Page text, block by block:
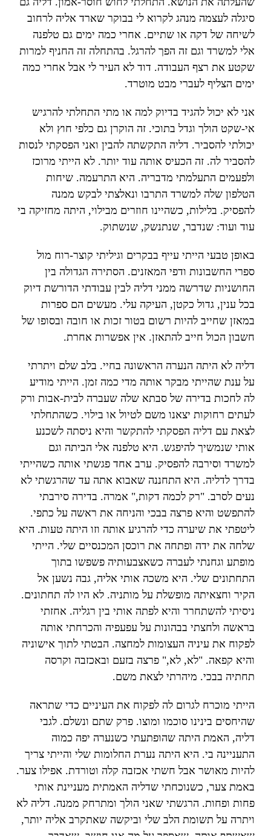
סיגלה לעצמה מנהג לקרוא לי בבוקר שארד אליה לרחוב
לשיחה של דקה או שתיים. אחרי כמה ימים גם טלפנה
אלי למשרד וגם זה הפך להרגל. בהתחלה זה החניף למרות
שקטע את רצף העבודה. דוד לא העיר לי אבל אחרי כמה
ימים הצליף לעברי מבט מוטרד.
אני לא יכול להגיד בדיוק למה או מתי התחלתי להרגיש
אי-שקט הולך וגדל בתוכי. זה הוקרן גם כלפי חוץ ולא
יכולתי להסביר. דליה התקשתה להבין ואני הפסקתי לנסות
להסביר לה. זה הכעיס אותה עוד יותר. לא הייתי מרוכז
ולפעמים התעלמתי מדבריה. היא התרעמה. שיחות
הטלפון שלה למשרד התרבו ונאלצתי לבקש ממנה
להפסיק. בלילות, כשהיינו חוזרים מבילוי, היתה מחזיקה בי
עוד ועוד: שנדבר, שנתנשק, שנשתוק.
באופן טבעי הייתי עייף בבקרים וגיליתי קוצר-רוח מול
ספרי החשבונות ודפי המאזנים. הסתירה הגדולה בין
החושניות שדרשה ממני דליה לבין עבודתי הדורשת דיוק
בכל ענין, גדול כקטן, העיקה עלי. מעשים הם ספרות
במאזן שחייב להיות רשום בטור זכות או חובה ובסופו של
חשבון הכול חייב להתאזן. אין אפשרות אחרת.
דליה לא היתה הנערה הראשונה בחיי. בלב שלם ויתרתי
על ענת שהייתי מבקר אותה מדי כמה זמן. הייתי מודיע
לה לחכות בדירה של סבתא שלה שעברה לבית-אבות ורק
לעתים רחוקות יצאנו משם לטיול או בילוי. כשהתחלתי
לצאת עם דליה הפסקתי להתקשר והיא ניסתה לשכנע
אותי שנמשיך להיפגש. היא טלפנה אלי הביתה וגם
למשרד וסירבה להפסיק. ערב אחד פגשתי אותה כשהייתי
בדרך לדליה. היא התחננה שאבוא אתה עד שהרגשתי לא
נעים לסרב. "רק לכמה דקות," אמרה. בדירה סירבתי
להתפשט והיא פרצה בבכי והניחה את ראשה על כתפי.
ליטפתי את שיערה כדי להרגיע אותה וזו היתה טעות. היא
שלחה את ידה ופתחה את רוכסן המכנסיים שלי. הייתי
מופתע וגחנתי לעברה כשאצבעותיה פשפשו בתוך
התחתונים שלי. היא משכה אותי אליה, גבה נשען אל
הקיר וחצאיתה מופשלת על מותניה. לא היו לה תחתונים.
ניסיתי להשתחרר והיא לפתה אותי בין רגליה. אחזתי
בראשה ולחצתי בבהונות על עפעפיה והכרחתי אותה
לפקוח את עיניה העצומות למחצה. הבטתי לתוך אישוניה
והיא קפאה. "לא, לא," פרצה בזעם ובאכזבה וקרסה
תחתיה בבכי. מיהרתי לצאת משם.
הייתי מוכרח לגרום לה לפקוח את העיניים כדי שתראה
שהיחסים בינינו סוכמו ומוצו. פרק שתם ונשלם. לגבי
דליה, האמת היתה שהופתעתי כשנערה יפה כמוה
התעניינה בי. היא היתה נערת החלומות שלי והייתי צריך
להיות מאושר אבל חשתי אכזבה קלה וטורדת. אפילו צער.
באמת צער, כשנוכחתי שדליה האמתית מעניינת אותי
פחות ופחות. הרגשתי שאני הולך ומתרחק ממנה. דליה לא
ויתרה על תשומת הלב שלי וביקשה שאתקרב אליה יותר,